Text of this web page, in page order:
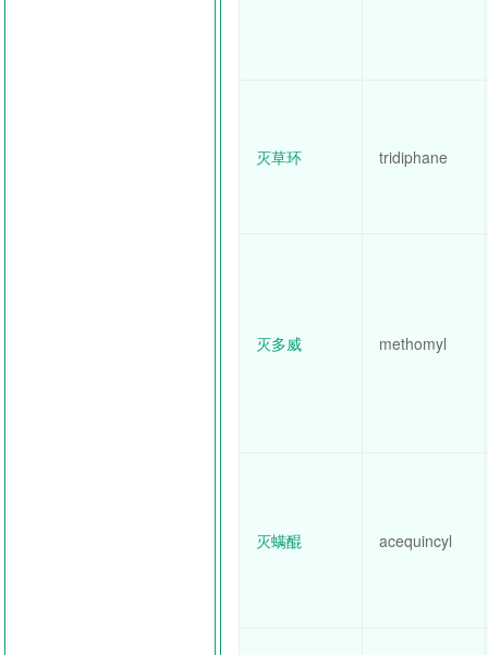
灭草环 tridiphane
灭多威 methomyl
灭螨醌 acequincyl